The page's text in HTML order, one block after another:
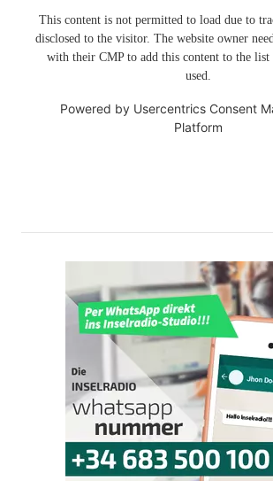
This content is not permitted to load due to
disclosed to the visitor. The website owner
with their CMP to add this content to the list
used.
Powered by Usercentrics Consent
Platform